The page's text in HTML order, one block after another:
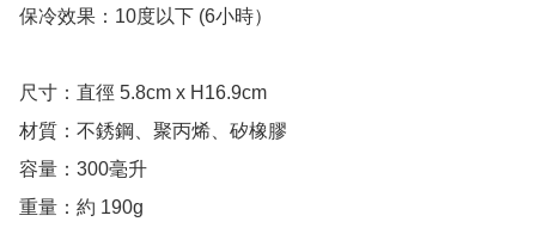
保冷效果：10度以下 (6小時）
尺寸：直徑 5.8cm x H16.9cm
材質：不銹鋼、聚丙烯、矽橡膠
容量：300毫升
重量：約 190g